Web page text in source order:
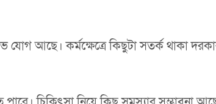
যোগ আছে। কর্মক্ষেত্রে কিছুটা সতর্ক থাকা